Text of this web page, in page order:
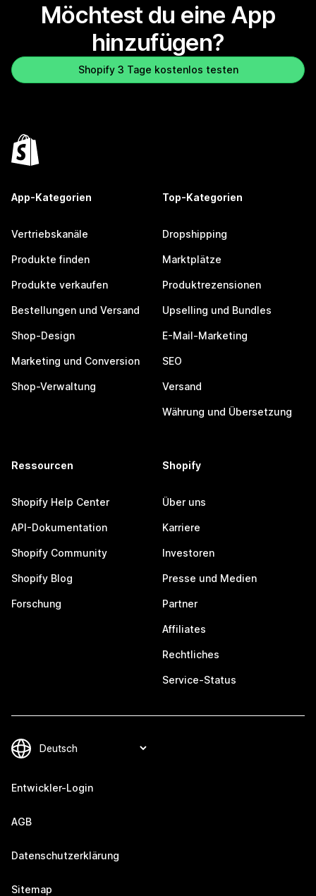
Möchtest du eine App
hinzufügen?
Shopify 3 Tage kostenlos testen
App-Kategorien
Vertriebskanäle
Produkte finden
Produkte verkaufen
Bestellungen und Versand
Shop-Design
Marketing und Conversion
Shop-Verwaltung
Top-Kategorien
Dropshipping
Marktplätze
Produktrezensionen
Upselling und Bundles
E-Mail-Marketing
SEO
Versand
Währung und Übersetzung
Ressourcen
Shopify Help Center
API-Dokumentation
Shopify Community
Shopify Blog
Forschung
Shopify
Über uns
Karriere
Investoren
Presse und Medien
Partner
Affiliates
Rechtliches
Service-Status
Entwickler-Login
AGB
Datenschutzerklärung
Sitemap